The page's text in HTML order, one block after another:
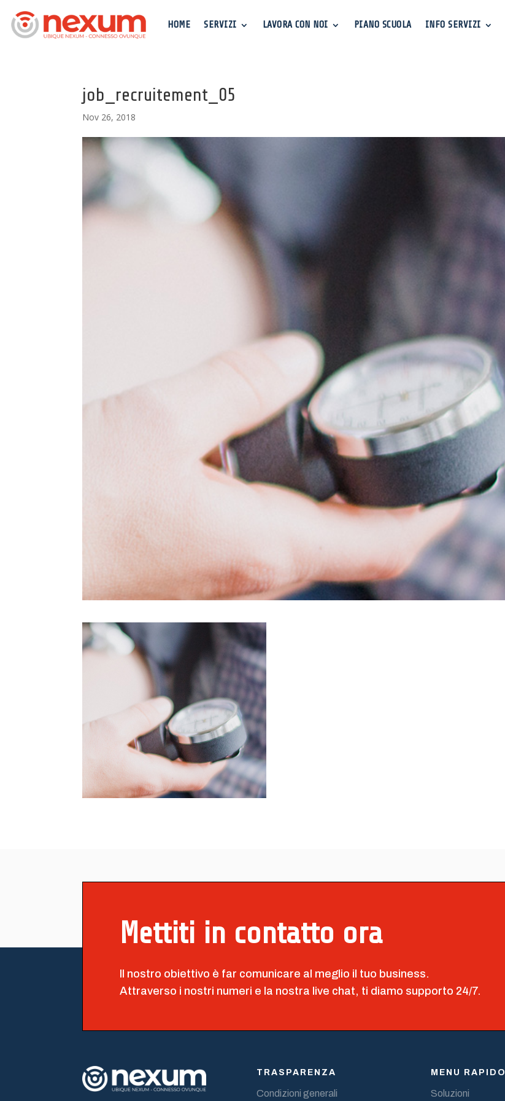
HOME SERVIZI LAVORA CON NOI PIANO SCUOLA INFO SERVIZI
job_recruitement_05
Nov 26, 2018
Mettiti in contatto ora
Il nostro obiettivo è far comunicare al meglio il tuo business.
Attraverso i nostri numeri e la nostra live chat, ti diamo supporto 24/7.
TRASPARENZA
Condizioni generali
MENU RAPIDO
Soluzioni